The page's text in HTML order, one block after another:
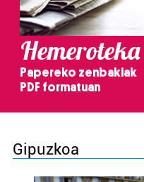
Hemeroteka
Papereko zenbakiak
PDF formatuan
Gipuzkoa